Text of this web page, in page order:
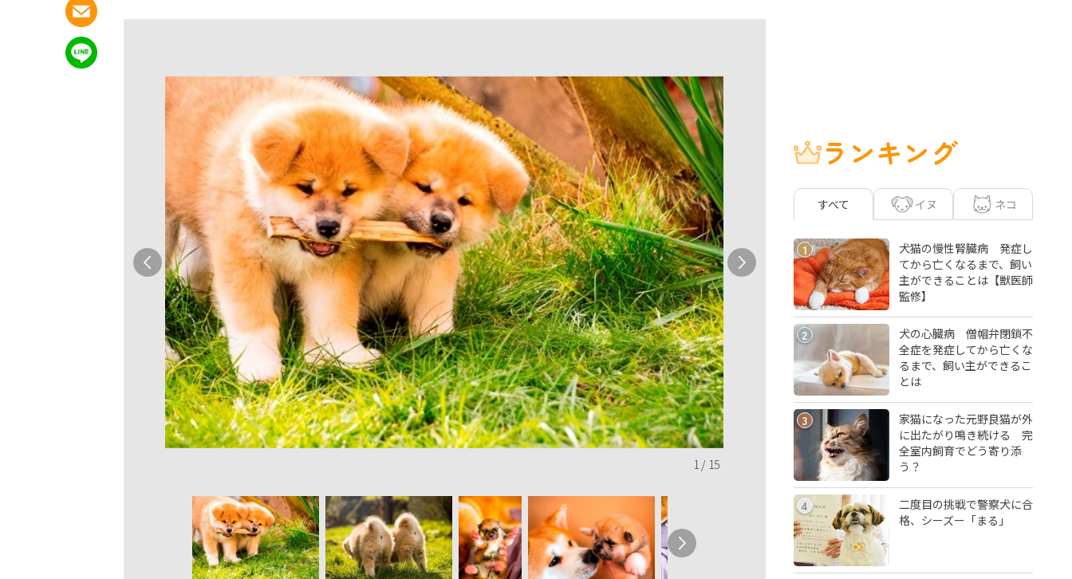
1 / 15
ランキング
すべて イヌ ネコ
1
犬猫の慢性腎臓病 発症し
てから亡くなるまで、飼い
主ができることは【獣医師
監修】
2
犬の心臓病 僧帽弁閉鎖不
全症を発症してから亡くな
るまで、飼い主ができるこ
とは
3
家猫になった元野良猫が外
に出たがり鳴き続ける 完
全室内飼育でどう寄り添
う？
4
二度目の挑戦で警察犬に合
格、シーズー「まる」